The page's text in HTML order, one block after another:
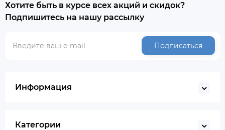
Хотите быть в курсе всех акций и скидок?
Подпишитесь на нашу рассылку
Подписаться
Информация
Категории